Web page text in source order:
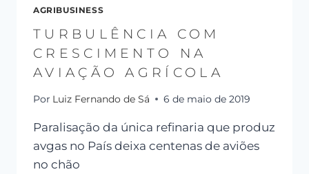
AGRIBUSINESS
TURBULÊNCIA COM
CRESCIMENTO NA
AVIAÇÃO AGRÍCOLA
Por Luiz Fernando de Sá 6 de maio de 2019
Paralisação da única refinaria que produz
avgas no País deixa centenas de aviões
no chão